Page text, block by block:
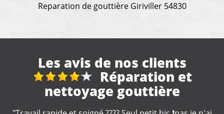
Reparation de gouttière Giriviller 54830
Les avis de nos clients
reparation toiture
"Très bonne entreprise, intervention rapide et soignée,
professionnel à votre écoute . Je recommande "